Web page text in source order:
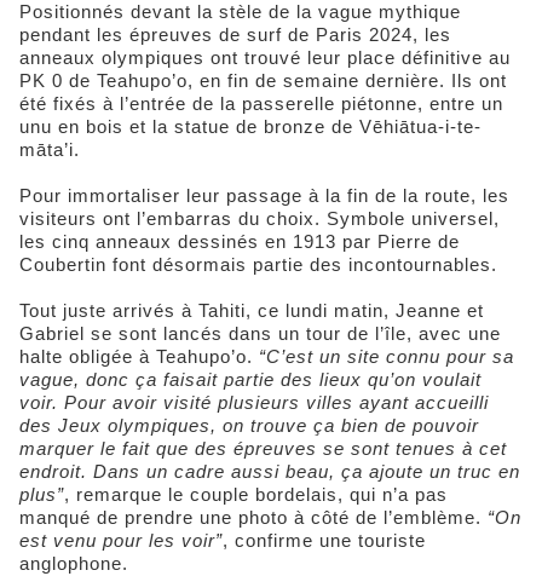
Positionnés devant la stèle de la vague mythique
pendant les épreuves de surf de Paris 2024, les
anneaux olympiques ont trouvé leur place définitive au
PK 0 de Teahupo’o, en fin de semaine dernière. Ils ont
été fixés à l’entrée de la passerelle piétonne, entre un
unu en bois et la statue de bronze de Vēhiātua-i-te-
māta’i.
Pour immortaliser leur passage à la fin de la route, les
visiteurs ont l’embarras du choix. Symbole universel,
les cinq anneaux dessinés en 1913 par Pierre de
Coubertin font désormais partie des incontournables.
Tout juste arrivés à Tahiti, ce lundi matin, Jeanne et
Gabriel se sont lancés dans un tour de l’île, avec une
halte obligée à Teahupo’o. “C’est un site connu pour sa
vague, donc ça faisait partie des lieux qu’on voulait
voir. Pour avoir visité plusieurs villes ayant accueilli
des Jeux olympiques, on trouve ça bien de pouvoir
marquer le fait que des épreuves se sont tenues à cet
endroit. Dans un cadre aussi beau, ça ajoute un truc en
plus”, remarque le couple bordelais, qui n’a pas
manqué de prendre une photo à côté de l’emblème. “On
est venu pour les voir”, confirme une touriste
anglophone.